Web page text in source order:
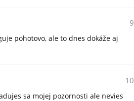
9
pohotovo, ale to dnes dokáže aj
10
sa mojej pozornosti ale nevies